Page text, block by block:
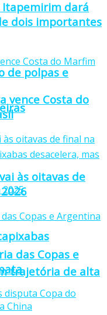
de polpas e
trajetória de alta
Itapemirim dará
dois importantes
vence Costa do
às oitavas de
das Copas e